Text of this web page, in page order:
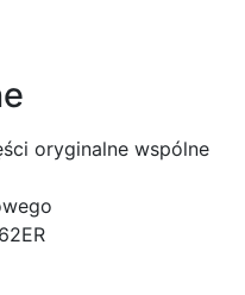
oryginalne wspólne